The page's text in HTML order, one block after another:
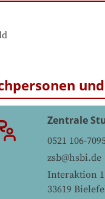
Zentrale
0521 106-
zsb@hsbi.de
Interaktion 1
33619